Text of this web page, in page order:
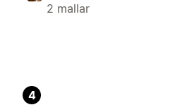
2 mallar
4